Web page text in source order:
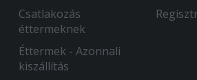
Csatlakozás
éttermeknek
Éttermek - Azonnali
kiszállítás